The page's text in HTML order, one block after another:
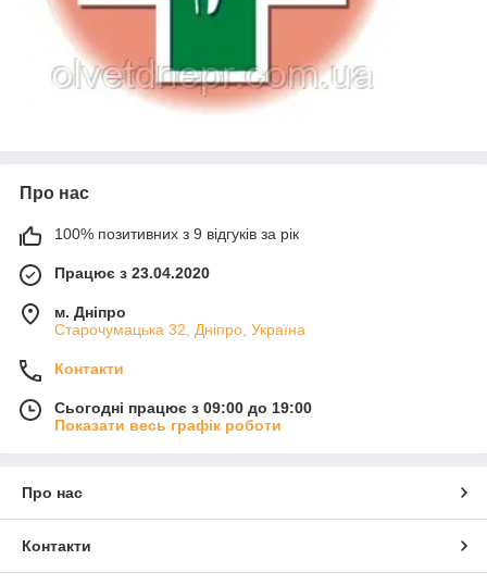
Про нас
100% позитивних з 9 відгуків за рік
Працює з 23.04.2020
м. Дніпро
Старочумацька 32, Дніпро, Україна
Контакти
Сьогодні працює з 09:00 до 19:00
Показати весь графік роботи
Про нас
Контакти